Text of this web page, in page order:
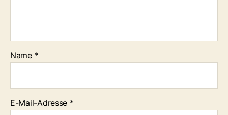
Name *
E-Mail-Adresse *